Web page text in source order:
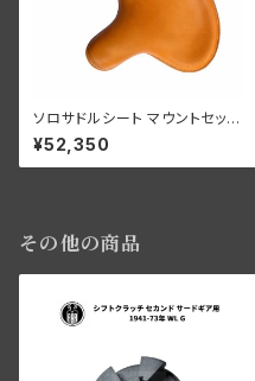
ソロサドルシート マウントセット
付き 0318102より明るいタン
ブラウン
¥52,350
その他の商品